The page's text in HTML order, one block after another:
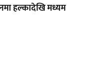
हल्कादेखि मध्यम